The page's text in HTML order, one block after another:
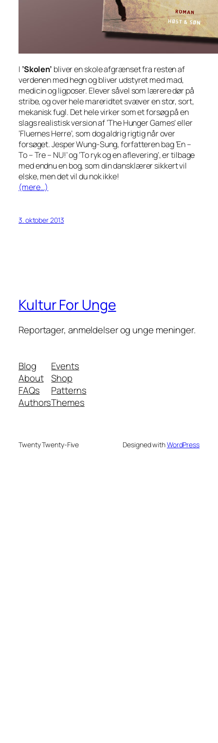
I ’Skolen’ bliver en skole afgrænset fra resten af
verdenen med hegn og bliver udstyret med mad,
medicin og ligposer. Elever såvel som lærere dør på
stribe, og over hele mareridtet svæver en stor, sort,
mekanisk fugl. Det hele virker som et forsøg på en
slags realistisk version af ‘The Hunger Games’ eller
‘Fluernes Herre’, som dog aldrig rigtig når over
forsøget. Jesper Wung-Sung, forfatteren bag ’En –
To – Tre – NU!’ og ’To ryk og en aflevering’, er tilbage
med endnu en bog, som din dansklærer sikkert vil
elske, men det vil du nok ikke!
(mere…)
3. oktober 2013
Kultur For Unge
Reportager, anmeldelser og unge meninger.
Blog
About
FAQs
Authors
Events
Shop
Patterns
Themes
Twenty Twenty-Five Designed withWordPress